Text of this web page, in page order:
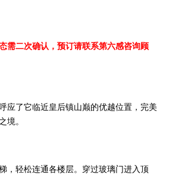
需二次确认，预订请联系第六感咨询顾
应了它临近皇后镇山巅的优越位置，完美
境。
，轻松连通各楼层。穿过玻璃门进入顶